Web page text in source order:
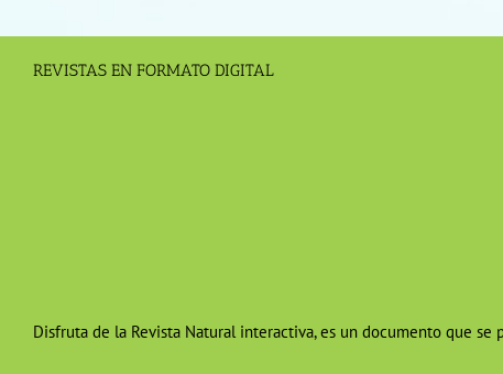
REVISTAS EN FORMATO DIGITAL
Disfruta de la Revista Natural interactiva, es un documento que se